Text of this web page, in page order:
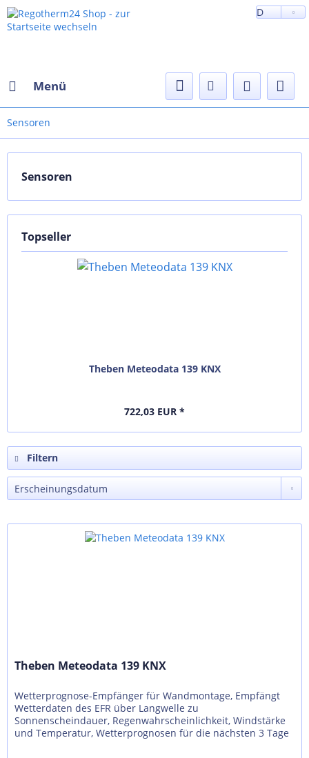
D
Menü
Sensoren
Sensoren
Topseller
Theben Meteodata 139 KNX
722,03 EUR *
Filtern
Theben Meteodata 139 KNX
Wetterprognose-Empfänger für Wandmontage, Empfängt
Wetterdaten des EFR über Langwelle zu
Sonnenscheindauer, Regenwahrscheinlichkeit, Windstärke
und Temperatur, Wetterprognosen für die nächsten 3 Tage